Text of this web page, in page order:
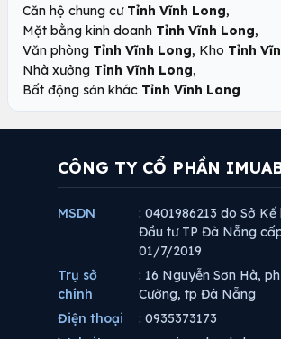
Căn hộ chung cư Tỉnh Vĩnh Long,
Mặt bằng kinh doanh Tỉnh Vĩnh Long,
Văn phòng Tỉnh Vĩnh Long, Kho Tỉnh
Nhà xưởng Tỉnh Vĩnh Long,
Bất động sản khác Tỉnh Vĩnh Long
CÔNG TY CỔ PHẦN
MSDN
: 0401986213 do Sở
Đầu tư TP Đà Nẵng
01/7/2019
Trụ sở
chính
: 16 Nguyễn Sơn Hà,
Cường, tp Đà Nẵng
Điện thoại
: 0935373173